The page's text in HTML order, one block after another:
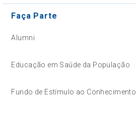
Faça Parte
Alumni
Educação em Saúde da População
Fundo de Estímulo ao Conhecimento